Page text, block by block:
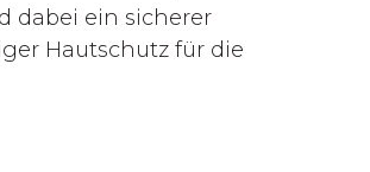
dabei ein sicherer
Hautschutz für die